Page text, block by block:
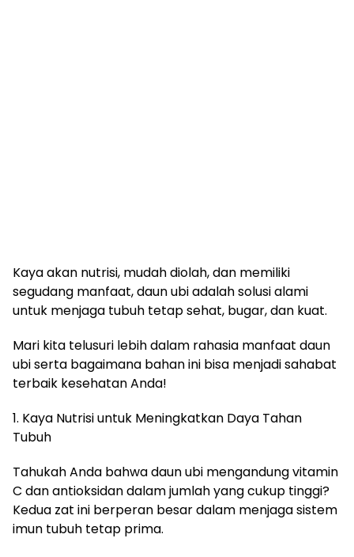
Kaya akan nutrisi, mudah diolah, dan memiliki
segudang manfaat, daun ubi adalah solusi alami
untuk menjaga tubuh tetap sehat, bugar, dan kuat.
Mari kita telusuri lebih dalam rahasia manfaat daun
ubi serta bagaimana bahan ini bisa menjadi sahabat
terbaik kesehatan Anda!
1. Kaya Nutrisi untuk Meningkatkan Daya Tahan
Tubuh
Tahukah Anda bahwa daun ubi mengandung vitamin
C dan antioksidan dalam jumlah yang cukup tinggi?
Kedua zat ini berperan besar dalam menjaga sistem
imun tubuh tetap prima.